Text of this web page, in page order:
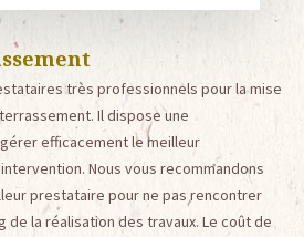
très professionnels pour la mise
Il dispose une
efficacement le meilleur
Nous vous recommandons
prestataire pour ne pas rencontrer
de la réalisation des travaux. Le coût de